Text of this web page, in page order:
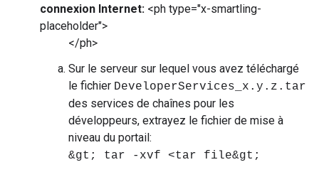
connexion Internet: <ph type="x-smartling-
placeholder">
</ph>
Sur le serveur sur lequel vous avez téléchargé
le fichier DeveloperServices_x.y.z.tar
des services de chaînes pour les
développeurs, extrayez le fichier de mise à
niveau du portail:
&gt; tar -xvf <tar file&gt;